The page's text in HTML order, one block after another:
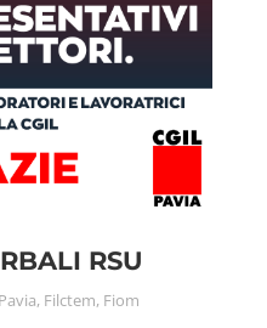
RSU
, Filctem, Fiom